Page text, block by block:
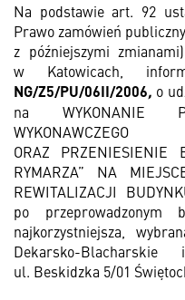
Na podstawie art. 92
Prawo zamówień
z późniejszymi
w Katowicach,
NG/Z5/PU/06II/2006, o
na WYKONANIE
WYKONAWCZEGO
ORAZ PRZENIESIENIE
RYMARZA” NA
REWITALIZACJI
po
najkorzystniejsza,
Dekarsko-
ul. Beskidzka 5/01